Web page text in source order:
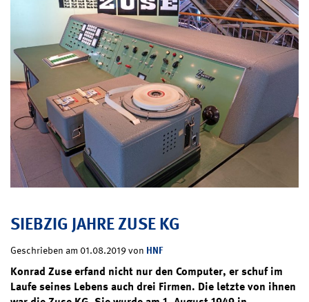
SIEBZIG JAHRE ZUSE KG
Geschrieben am 01.08.2019 von HNF
Konrad Zuse erfand nicht nur den Computer, er schuf im
Laufe seines Lebens auch drei Firmen. Die letzte von ihnen